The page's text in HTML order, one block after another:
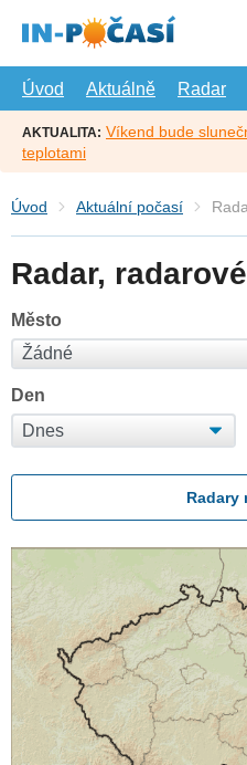
hlavní
Úvod
Aktuálně Radar
AKTUALITA: Víkend bude
teplotami
Úvod Aktuální počasí
Radar,
Město
Den
Radary